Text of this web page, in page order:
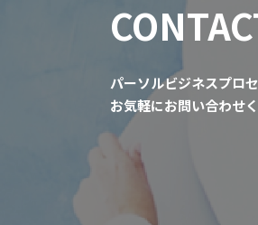
パーソルビジネスプロ
お気軽にお問い合わせく